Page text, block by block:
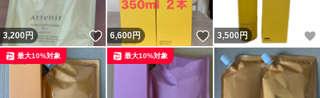
3,200円 いいね！
6,600円 いいね！
3,500円
最大10%対象 最大10%対象